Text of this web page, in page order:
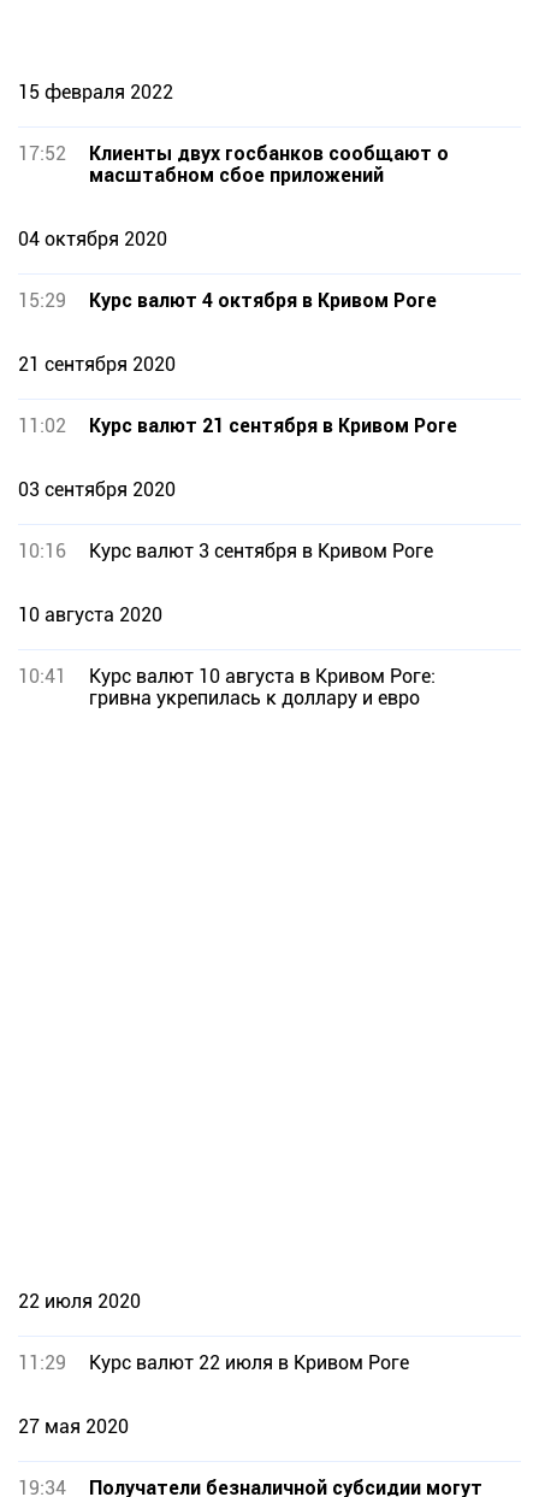
15 февраля 2022
17:52
Клиенты двух госбанков сообщают о
масштабном сбое приложений
04 октября 2020
15:29 Курс валют 4 октября в Кривом Роге
21 сентября 2020
11:02 Курс валют 21 сентября в Кривом Роге
03 сентября 2020
10:16 Курс валют 3 сентября в Кривом Роге
10 августа 2020
10:41
Курс валют 10 августа в Кривом Роге:
гривна укрепилась к доллару и евро
22 июля 2020
11:29 Курс валют 22 июля в Кривом Роге
27 мая 2020
19:34 Получатели безналичной субсидии могут